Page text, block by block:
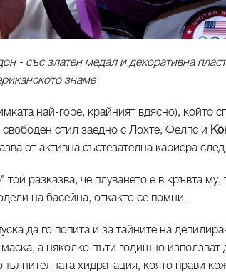
- със златен медал и декоративна
знаме
най-горе, крайният вдясно), който
стил заедно с Лохте, Фелпс и
от активна състезателна кариера след
разказва, че плуването е в кръвта му,
на басейна, откакто се помни.
да го попита и за тайните на
а няколко пъти годишно
хидратация, която прави